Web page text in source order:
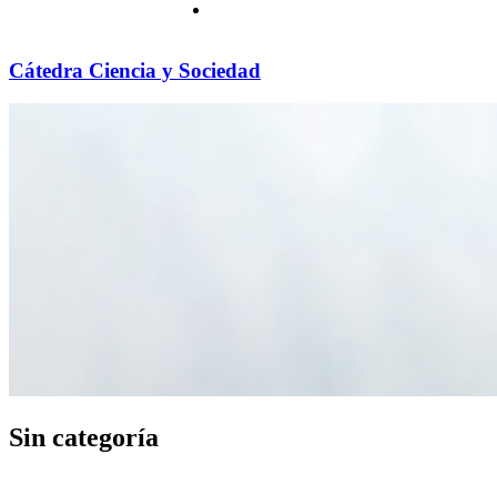
Cátedra Ciencia y Sociedad
Sin categoría